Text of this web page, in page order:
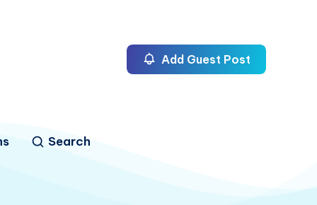
Search
Add Guest Post